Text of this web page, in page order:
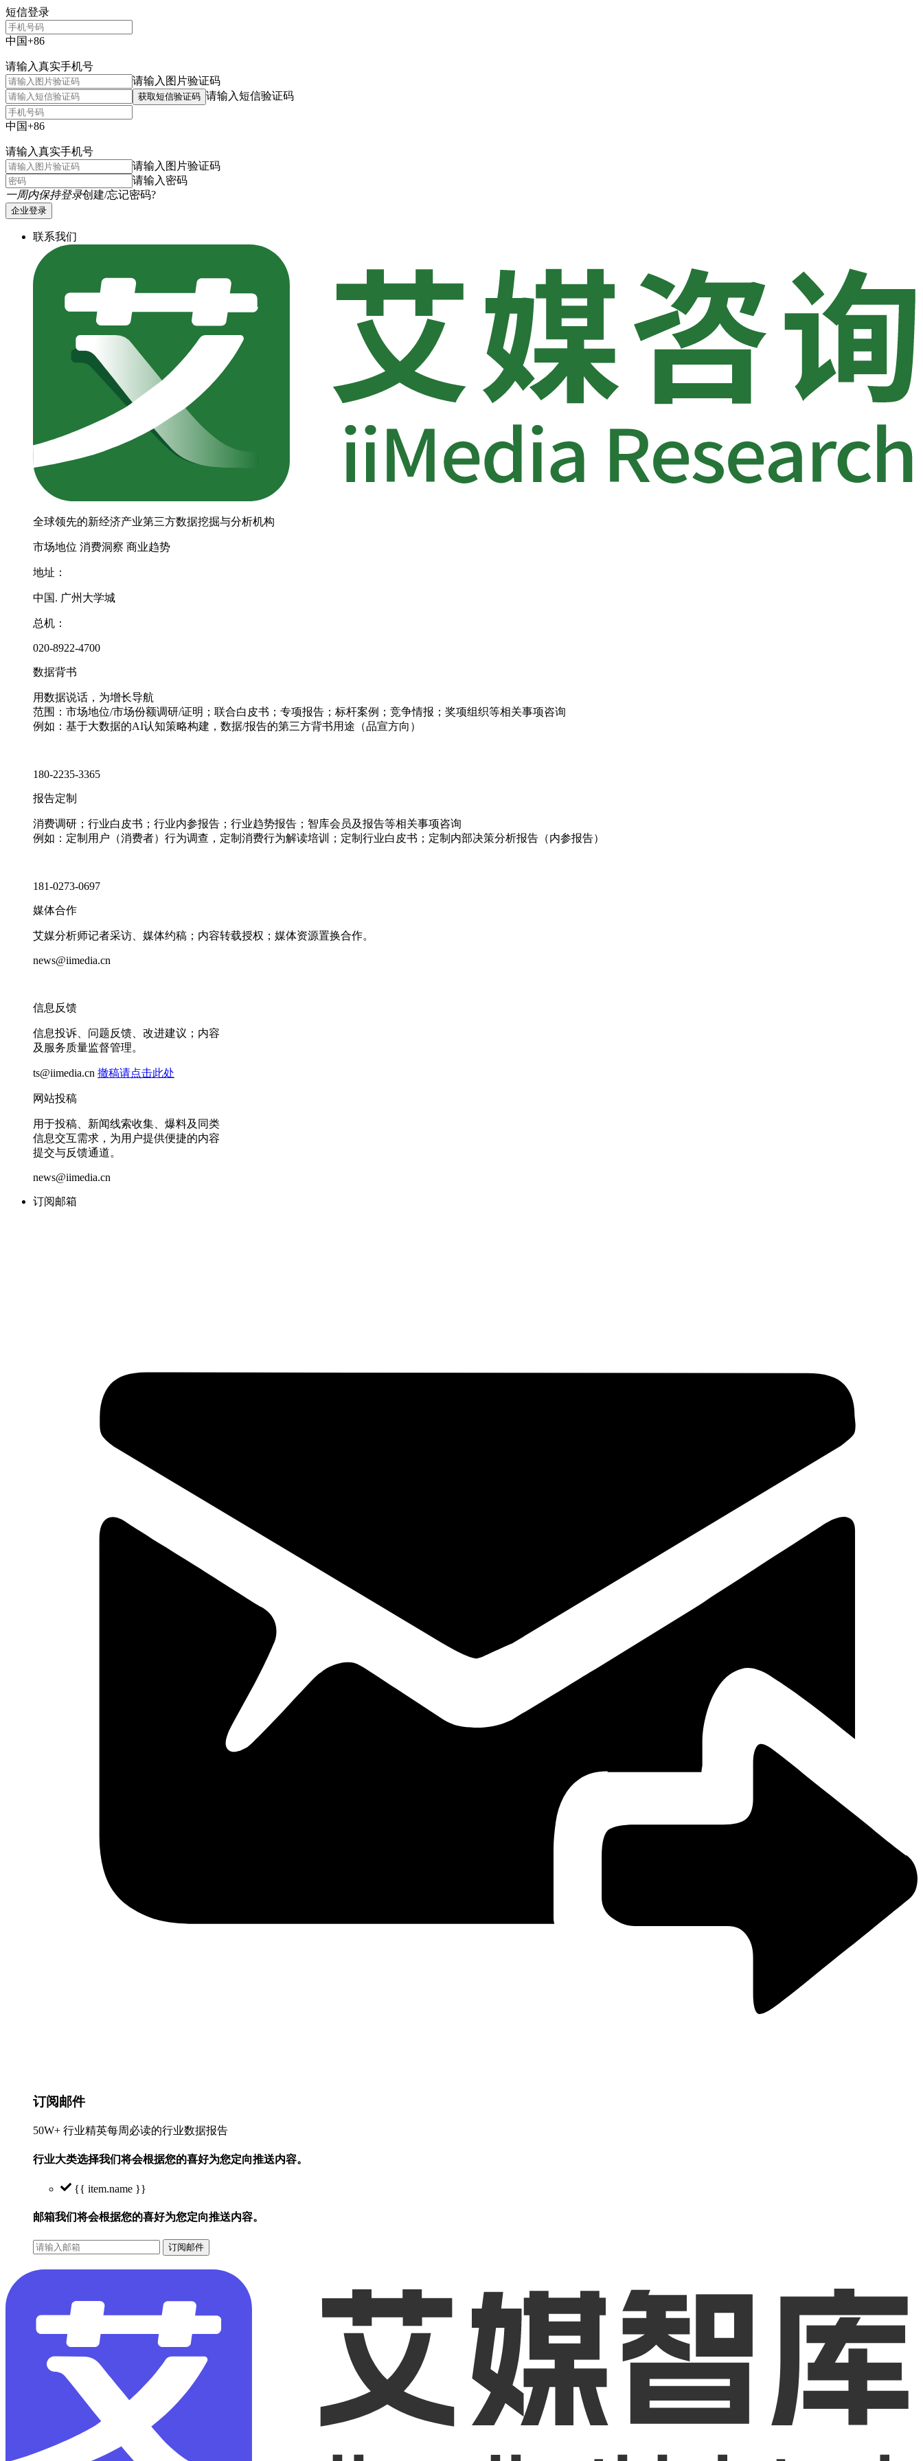
短信登录
中国+86
请输入真实手机号
请输入图片验证码
获取短信验证码 请输入短信验证码
中国+86
请输入真实手机号
请输入图片验证码
请输入密码
一周内保持登录创建/忘记密码?
企业登录
联系我们
全球领先的新经济产业第三方数据挖掘与分析机构
市场地位 消费洞察 商业趋势
地址：
中国. 广州大学城
总机：
020-8922-4700
数据背书
用数据说话，为增长导航
范围：市场地位/市场份额调研/证明；联合白皮书；专项报告；标杆案例；竞争情报；奖项组织等相关事项咨询
例如：基于大数据的AI认知策略构建，数据/报告的第三方背书用途（品宣方向）
180-2235-3365
报告定制
消费调研；行业白皮书；行业内参报告；行业趋势报告；智库会员及报告等相关事项咨询
例如：定制用户（消费者）行为调查，定制消费行为解读培训；定制行业白皮书；定制内部决策分析报告（内参报告）
181-0273-0697
媒体合作
艾媒分析师记者采访、媒体约稿；内容转载授权；媒体资源置换合作。
news@iimedia.cn
信息反馈
信息投诉、问题反馈、改进建议；内容
及服务质量监督管理。
ts@iimedia.cn 撤稿请点击此处
网站投稿
用于投稿、新闻线索收集、爆料及同类
信息交互需求，为用户提供便捷的内容
提交与反馈通道。
news@iimedia.cn
订阅邮箱
订阅邮件
50W+ 行业精英每周必读的行业数据报告
行业大类选择我们将会根据您的喜好为您定向推送内容。
{{ item.name }}
邮箱我们将会根据您的喜好为您定向推送内容。
订阅邮件